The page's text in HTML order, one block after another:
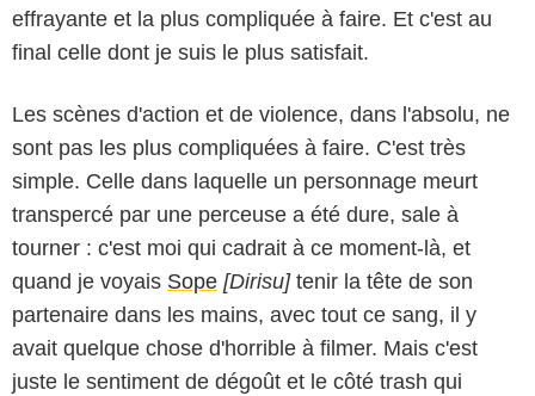
effrayante et la plus compliquée à faire. Et c'est au
final celle dont je suis le plus satisfait.
Les scènes d'action et de violence, dans l'absolu, ne
sont pas les plus compliquées à faire. C'est très
simple. Celle dans laquelle un personnage meurt
transpercé par une perceuse a été dure, sale à
tourner : c'est moi qui cadrait à ce moment-là, et
quand je voyais Sope [Dirisu]tenir la tête de son
partenaire dans les mains, avec tout ce sang, il y
avait quelque chose d'horrible à filmer. Mais c'est
juste le sentiment de dégoût et le côté trash qui